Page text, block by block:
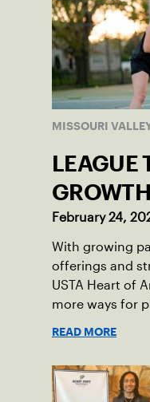
MISSOURI
LEAGUE
GROWTH
February 24,
With growing
offerings and
USTA Heart of
more ways for
READ MORE